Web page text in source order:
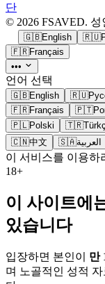
단
© 2026 FSAVED.
🇬🇧English 🇷🇺
🇫🇷Français
•••
언어 선택
🇬🇧English 🇷🇺
🇫🇷Français 🇵🇹
🇵🇱Polski 🇹🇷
🇨🇳中文 🇸🇦العربية
이 서비스를 이용하
18+
이 사이트에
있습니다
입장하면 본인이 만
며 노골적인 성적